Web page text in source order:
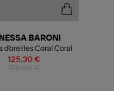
125,30 €
BARONI
d'oreilles Coral Coral